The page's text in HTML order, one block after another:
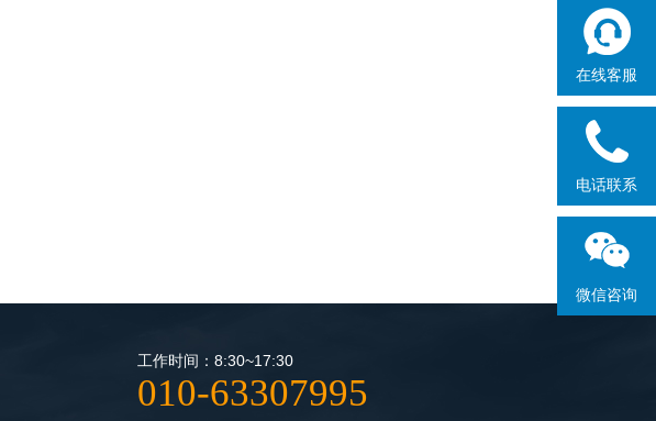
在线客服
电话联系
微信咨询
工作时间：8:30~17:30
010-63307995